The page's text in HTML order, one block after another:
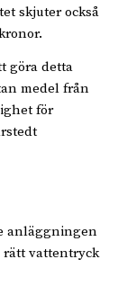
skjuter också
göra detta
medel från
för
anläggningen
rätt vattentryck